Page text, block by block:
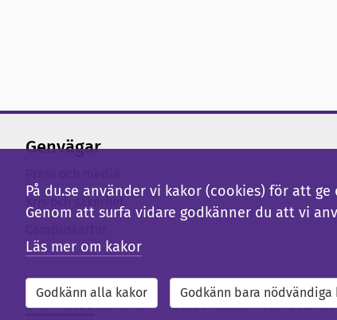
Genvägar
ExternwebbBibliotek Studentwebb
På du.se använder vi kakor (cookies) för att
Genom att surfa vidare godkänner du att vi
Läs mer om kakor
Godkänn alla kakor Godkänn bara nödvändiga